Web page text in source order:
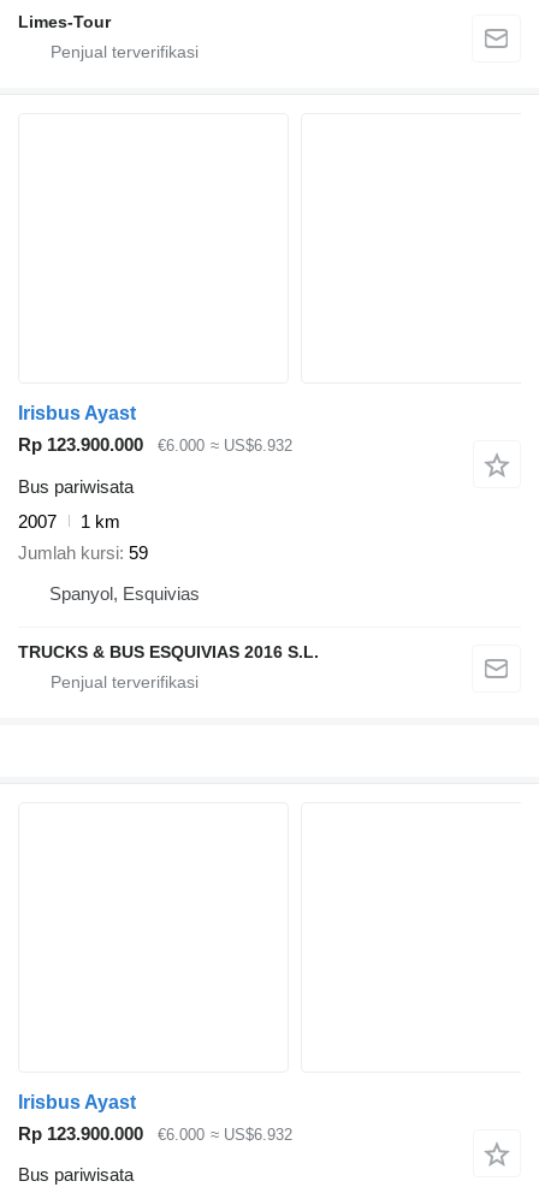
Limes-Tour
Irisbus Ayast
Rp 123.900.000
€6.000 ≈ US$6.932
Bus pariwisata
2007
1 km
Jumlah kursi 59
Spanyol, Esquivias
TRUCKS & BUS ESQUIVIAS 2016 S.L.
Irisbus Ayast
Rp 123.900.000
€6.000 ≈ US$6.932
Bus pariwisata